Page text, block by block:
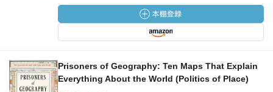
Prisoners of Geography: Ten Maps That Explain
Everything About the World (Politics of Place)